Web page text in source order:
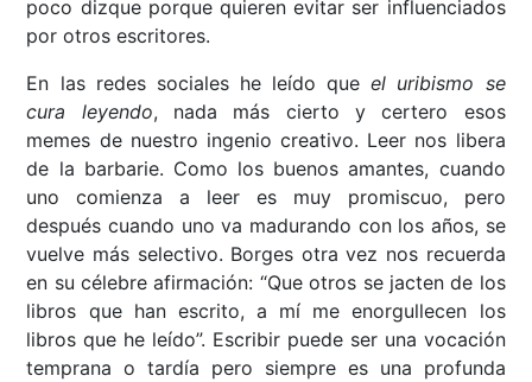
poco dizque porque quieren evitar ser influenciados
por otros escritores.
En las redes sociales he leído queel uribismo se
cura leyendo, nada más cierto y certero esos
memes de nuestro ingenio creativo. Leer nos libera
de la barbarie. Como los buenos amantes, cuando
uno comienza a leer es muy promiscuo, pero
después cuando uno va madurando con los años, se
vuelve más selectivo. Borges otra vez nos recuerda
en su célebre afirmación: “Que otros se jacten de los
libros que han escrito, a mí me enorgullecen los
libros que he leído”. Escribir puede ser una vocación
temprana o tardía pero siempre es una profunda